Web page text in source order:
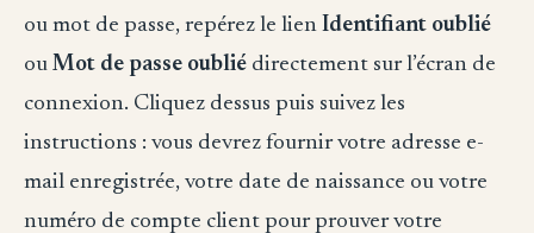
ou mot de passe, repérez le lien Identifiant oublié
ou Mot de passe oublié directement sur l’écran de
connexion. Cliquez dessus puis suivez les
instructions : vous devrez fournir votre adresse e-
mail enregistrée, votre date de naissance ou votre
numéro de compte client pour prouver votre